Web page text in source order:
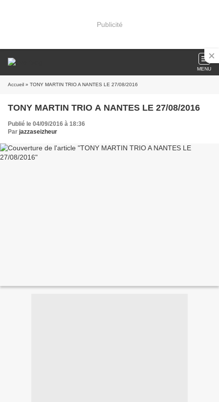
Publicité
MENU
Accueil » TONY MARTIN TRIO A NANTES LE 27/08/2016
TONY MARTIN TRIO A NANTES LE 27/08/2016
Publié le 04/09/2016 à 18:36
Par jazzaseizheur